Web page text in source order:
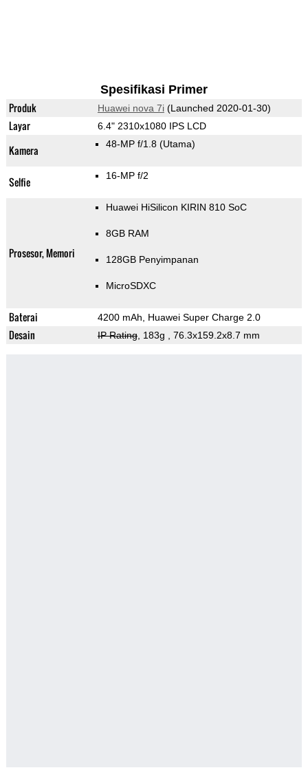
Spesifikasi Primer
Produk Huawei nova 7i(Launched 2020-01-30)
Layar 6.4" 2310x1080 IPS LCD
Kamera 48-MP f/1.8 (Utama)
Selfie 16-MP f/2
Prosesor, Memori
Huawei HiSilicon KIRIN 810 SoC
8GB RAM
128GB Penyimpanan
MicroSDXC
Baterai 4200 mAh, Huawei Super Charge 2.0
Desain IP Rating, 183g , 76.3x159.2x8.7 mm